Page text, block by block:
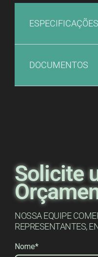
ESPECIFICAÇÕES
DOCUMENTOS
Solicite
NOSSA EQUIPE
REPRESENTANTES,
Nome*